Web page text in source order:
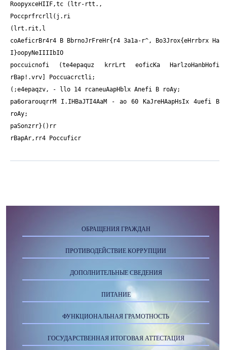
RoopyxceHIIF,tc (ltr-rtt.,
Poccprfrcrll(j.ri
(lrt.rit,l
coAeficrBr4r4 B BbrnoJrFreHr{r4 3a1a-r^, Bo3Jrox{eHrrbrx Ha
I}oopyNeIIIIbIO
poccuicnofi (te4epaquz krrLrt eoficKa HarlzoHanbHofi
rBap!.vrv] Poccuacrctli;
(;e4epaqzv, - llo 14 rcaneuAapHblx Anefi B roAy;
pa6orarouqrrM I.IHBaJTI4AaM - ao 60 KaJreHAapHsIx 4uefi B
roAy;
paSonzrr}()rr
rBapAr,rr4 Poccuficr
ОБРАЩЕНИЯ ГРАЖДАН
ПРОТИВОДЕЙСТВИЕ КОРРУПЦИИ
ДОПОЛНИТЕЛЬНЫЕ СВЕДЕНИЯ
ПИТАНИЕ
ФУНКЦИОНАЛЬНАЯ ГРАМОТНОСТЬ
ГОСУДАРСТВЕННАЯ ИТОГОВАЯ АТТЕСТАЦИЯ